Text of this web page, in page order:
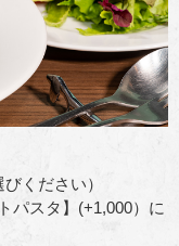
ください）
パスタ】(+1,000）に